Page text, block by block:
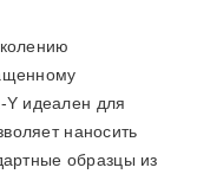
идеален для
наносить
образцы из